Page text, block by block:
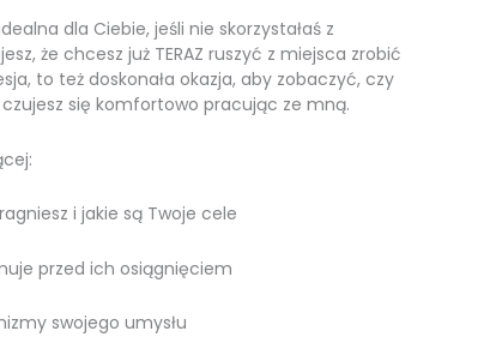
dla Ciebie, jeśli nie skorzystałaś z
że chcesz już TERAZ ruszyć z miejsca zrobić
to też doskonała okazja, aby zobaczyć, czy
się komfortowo pracując ze mną.
i jakie są Twoje cele
przed ich osiągnięciem
swojego umysłu